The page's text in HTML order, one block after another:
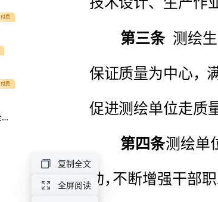
付费
付费
平潭国旺物流有限公司介绍企业发展分析报告
复制全文
全屏阅读